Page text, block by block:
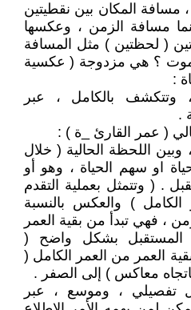
، مسافة المكان بين نقطيتين
مسافة الزمن ، وعكسها
( لحظتين ) مثل المسافة
؟ هي مزدوجة ( عكسية
:
وتتكشف بالكامل ، عبر
.
( عمر القارئ _ة ) :
اللحظة الحالية ( خلال
او سهم الحياة ، وهو أو
. ( وتتمثل بعملية التقدم
الكامل ) والعكس بالنسبة
، فهي تبدأ من بقية العمر
المستقبل بشكل واضح (
العمر من العمر الكامل (
معاكس ) إلى الصفر .
تفصيلي ، وموسع ، عبر